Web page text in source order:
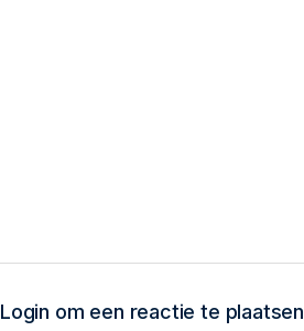
Login om een reactie te plaatsen